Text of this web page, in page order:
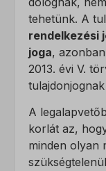
tehetünk. A
rendelkezési
joga,
2013. évi V.
A
korlát az,
minden olyan